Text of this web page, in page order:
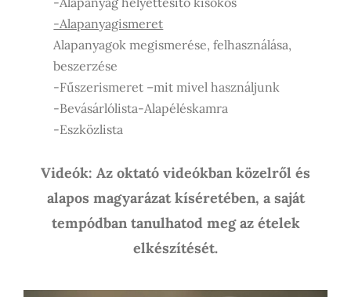
-Alapanyagismeret
Alapanyagok megismerése, felhasználása,
beszerzése
-Fűszerismeret –mit mivel használjunk
-Bevásárlólista-Alapéléskamra
-Eszközlista
Videók: Az oktató videókban közelről és
alapos magyarázat kíséretében, a saját
tempódban tanulhatod meg az ételek
elkészítését.